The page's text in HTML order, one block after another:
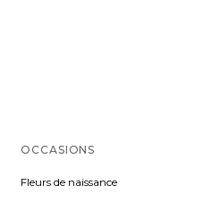
OCCASIONS
Fleurs de naissance